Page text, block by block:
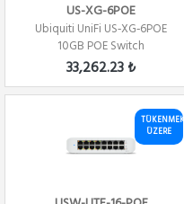
US-XG-6POE
Ubiquiti UniFi US‑XG‑6POE
10GB POE Switch
33,262.23 ₺
TÜKENMEK
ÜZERE